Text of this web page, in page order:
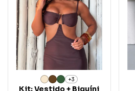
+3
Kit: Vestido + Biquíni